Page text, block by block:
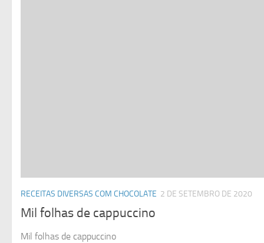
RECEITAS DIVERSAS COM CHOCOLATE 2 DE SETEMBRO DE 2020
Mil folhas de cappuccino
Mil folhas de cappuccino